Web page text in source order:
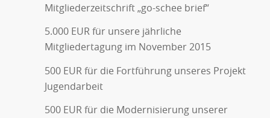
Mitgliederzeitschrift „go-schee brief“
5.000 EUR für unsere jährliche
Mitgliedertagung im November 2015
500 EUR für die Fortführung unseres Projekt
Jugendarbeit
500 EUR für die Modernisierung unserer